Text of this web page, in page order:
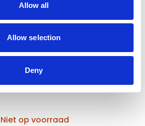
Allow all
Allow selection
Deny
€36,95
Animal Boulevard
Animal Boulevard Poepzakjes
Groen 29 x 21,5 cm
Niet op voorraad